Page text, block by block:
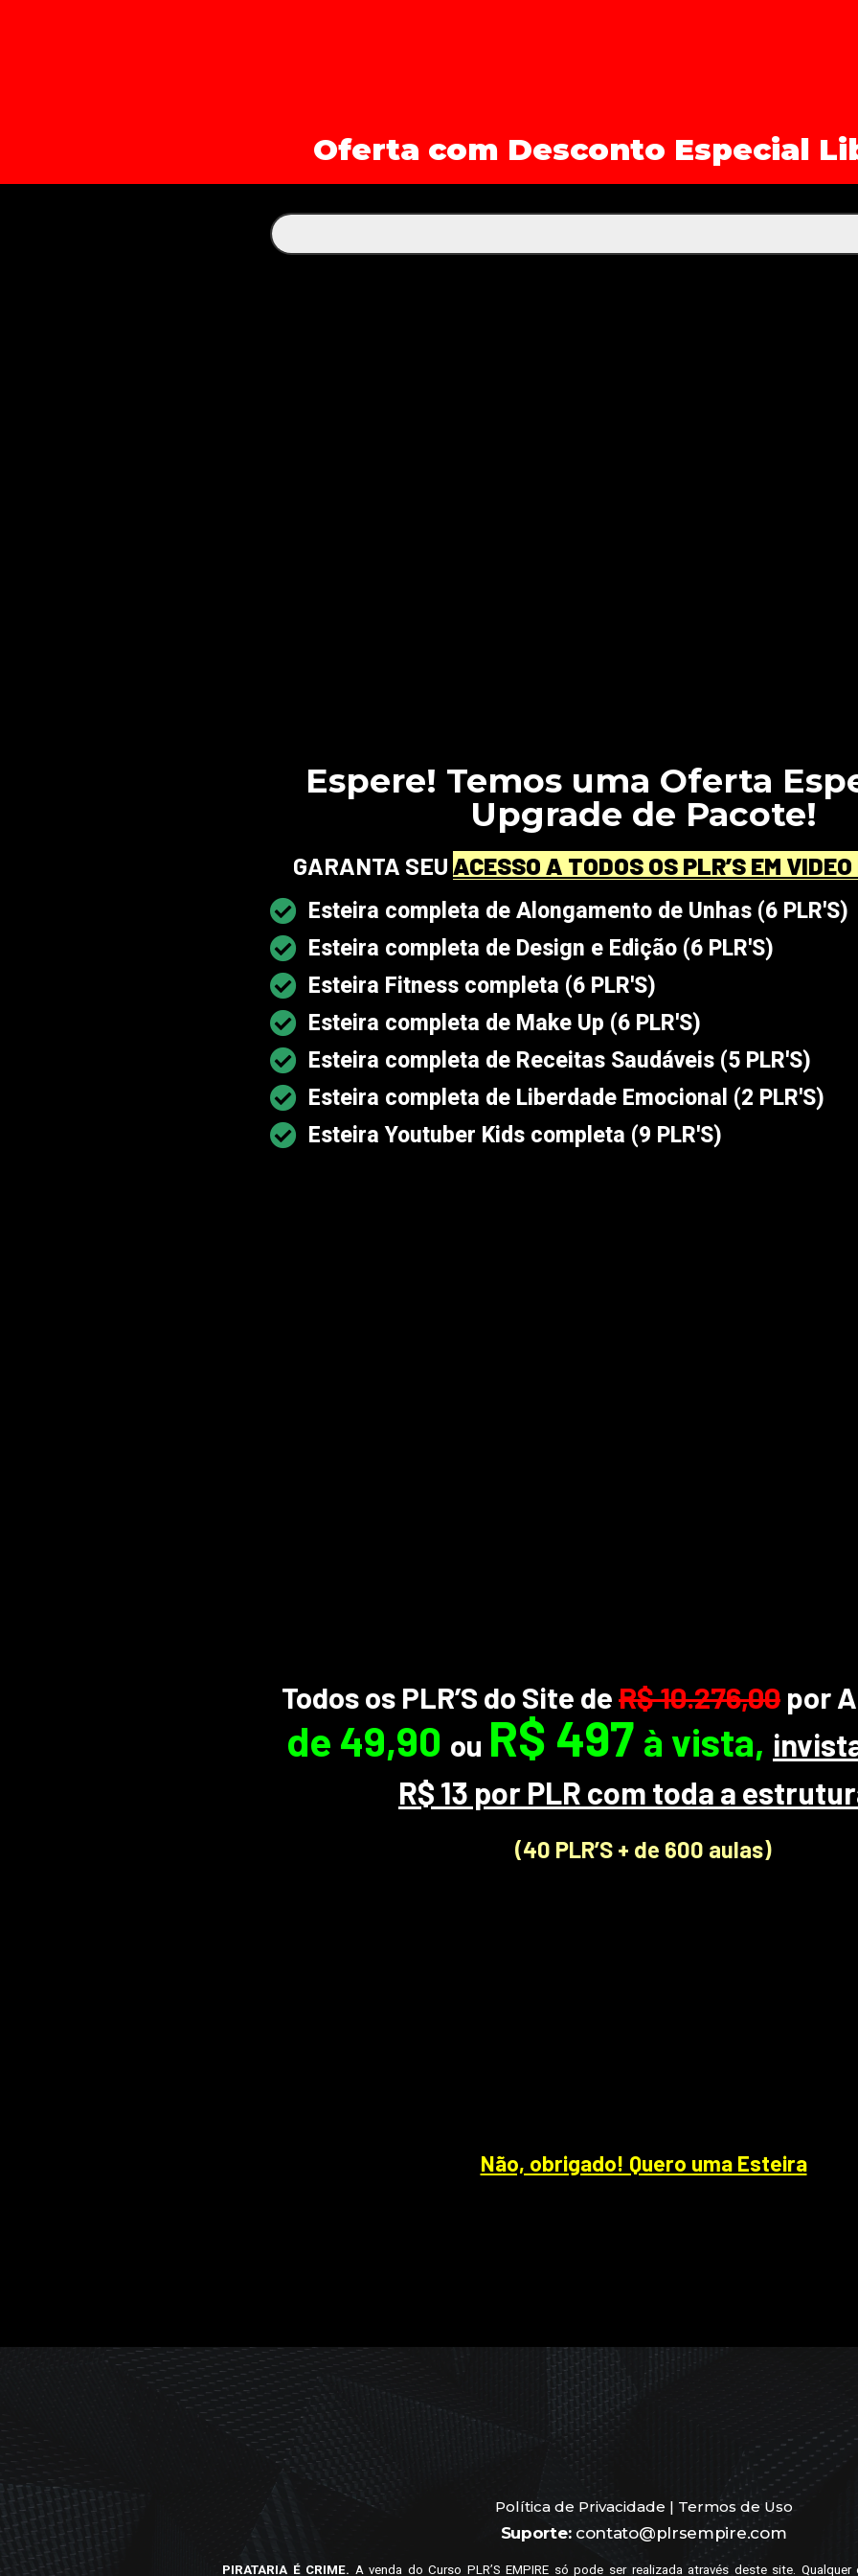
Oferta com Desconto Especial
Espere! Temos uma Oferta
Upgrade de Pacote!
GARANTA SEU ACESSO A TODOS OS PLR’S EM
Esteira completa de Alongamento de Unhas (6 PLR'S)
Esteira completa de Design e Edição (6 PLR'S)
Esteira Fitness completa (6 PLR'S)
Esteira completa de Make Up (6 PLR'S)
Esteira completa de Receitas Saudáveis (5 PLR'S)
Esteira completa de Liberdade Emocional (2 PLR'S)
Esteira Youtuber Kids completa (9 PLR'S)
Todos os PLR’S do Site deR$ 10.276,00 por
de 49,90 ou R$ 497 à vista,
R$ 13 por PLR com toda a
(40 PLR’S + de 600 aulas)
Não, obrigado! Quero uma Esteira
Política de Privacidade | Termos de Uso
Suporte: contato@plrsempire.com
PIRATARIA É CRIME. A venda do Curso PLR’S EMPIRE só pode ser realizada através deste site.